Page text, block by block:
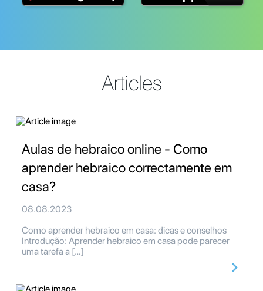
Articles
Aulas de hebraico online - Como
aprender hebraico correctamente em
casa?
08.08.2023
Como aprender hebraico em casa: dicas e conselhos
Introdução: Aprender hebraico em casa pode parecer
uma tarefa a […]